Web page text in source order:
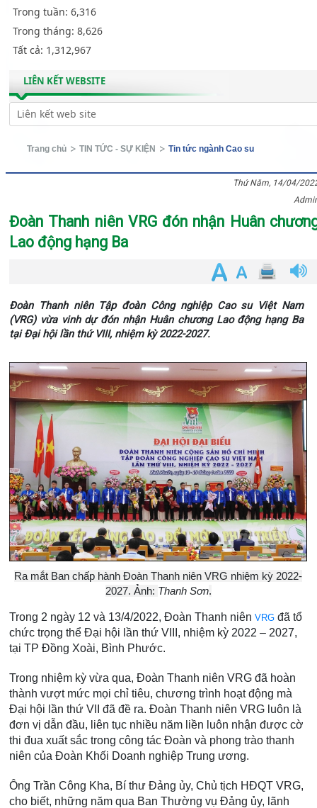
Trong tuần: 6,316
Trong tháng: 8,626
Tất cả: 1,312,967
LIÊN KẾT WEBSITE
Trang chủ TIN TỨC - SỰ KIỆN Tin tức ngành Cao su
Thứ Năm, 14/04/
Đoàn Thanh niên VRG đón nhận Huân
Lao động hạng Ba
Đoàn Thanh niên Tập đoàn Công nghiệp Cao su Việt Nam
(VRG) vừa vinh dự đón nhận Huân chương Lao động hạng Ba
tại Đại hội lần thứ VIII, nhiệm kỳ 2022-2027.
Ra mắt Ban chấp hành Đoàn Thanh niên VRG nhiệm kỳ 2022-
2027. Ảnh: Thanh Sơn.
Trong 2 ngày 12 và 13/4/2022, Đoàn Thanh niên VRG đã tổ
chức trọng thể Đại hội lần thứ VIII, nhiệm kỳ 2022 – 2027,
tại TP Đồng Xoài, Bình Phước.
Trong nhiệm kỳ vừa qua, Đoàn Thanh niên VRG đã hoàn
thành vượt mức mọi chỉ tiêu, chương trình hoạt động mà
Đại hội lần thứ VII đã đề ra. Đoàn Thanh niên VRG luôn là
đơn vị dẫn đầu, liên tục nhiều năm liền luôn nhận được cờ
thi đua xuất sắc trong công tác Đoàn và phong trào thanh
niên của Đoàn Khối Doanh nghiệp Trung ương.
Ông Trần Công Kha, Bí thư Đảng ủy, Chủ tịch HĐQT VRG,
cho biết, những năm qua Ban Thường vụ Đảng ủy, lãnh